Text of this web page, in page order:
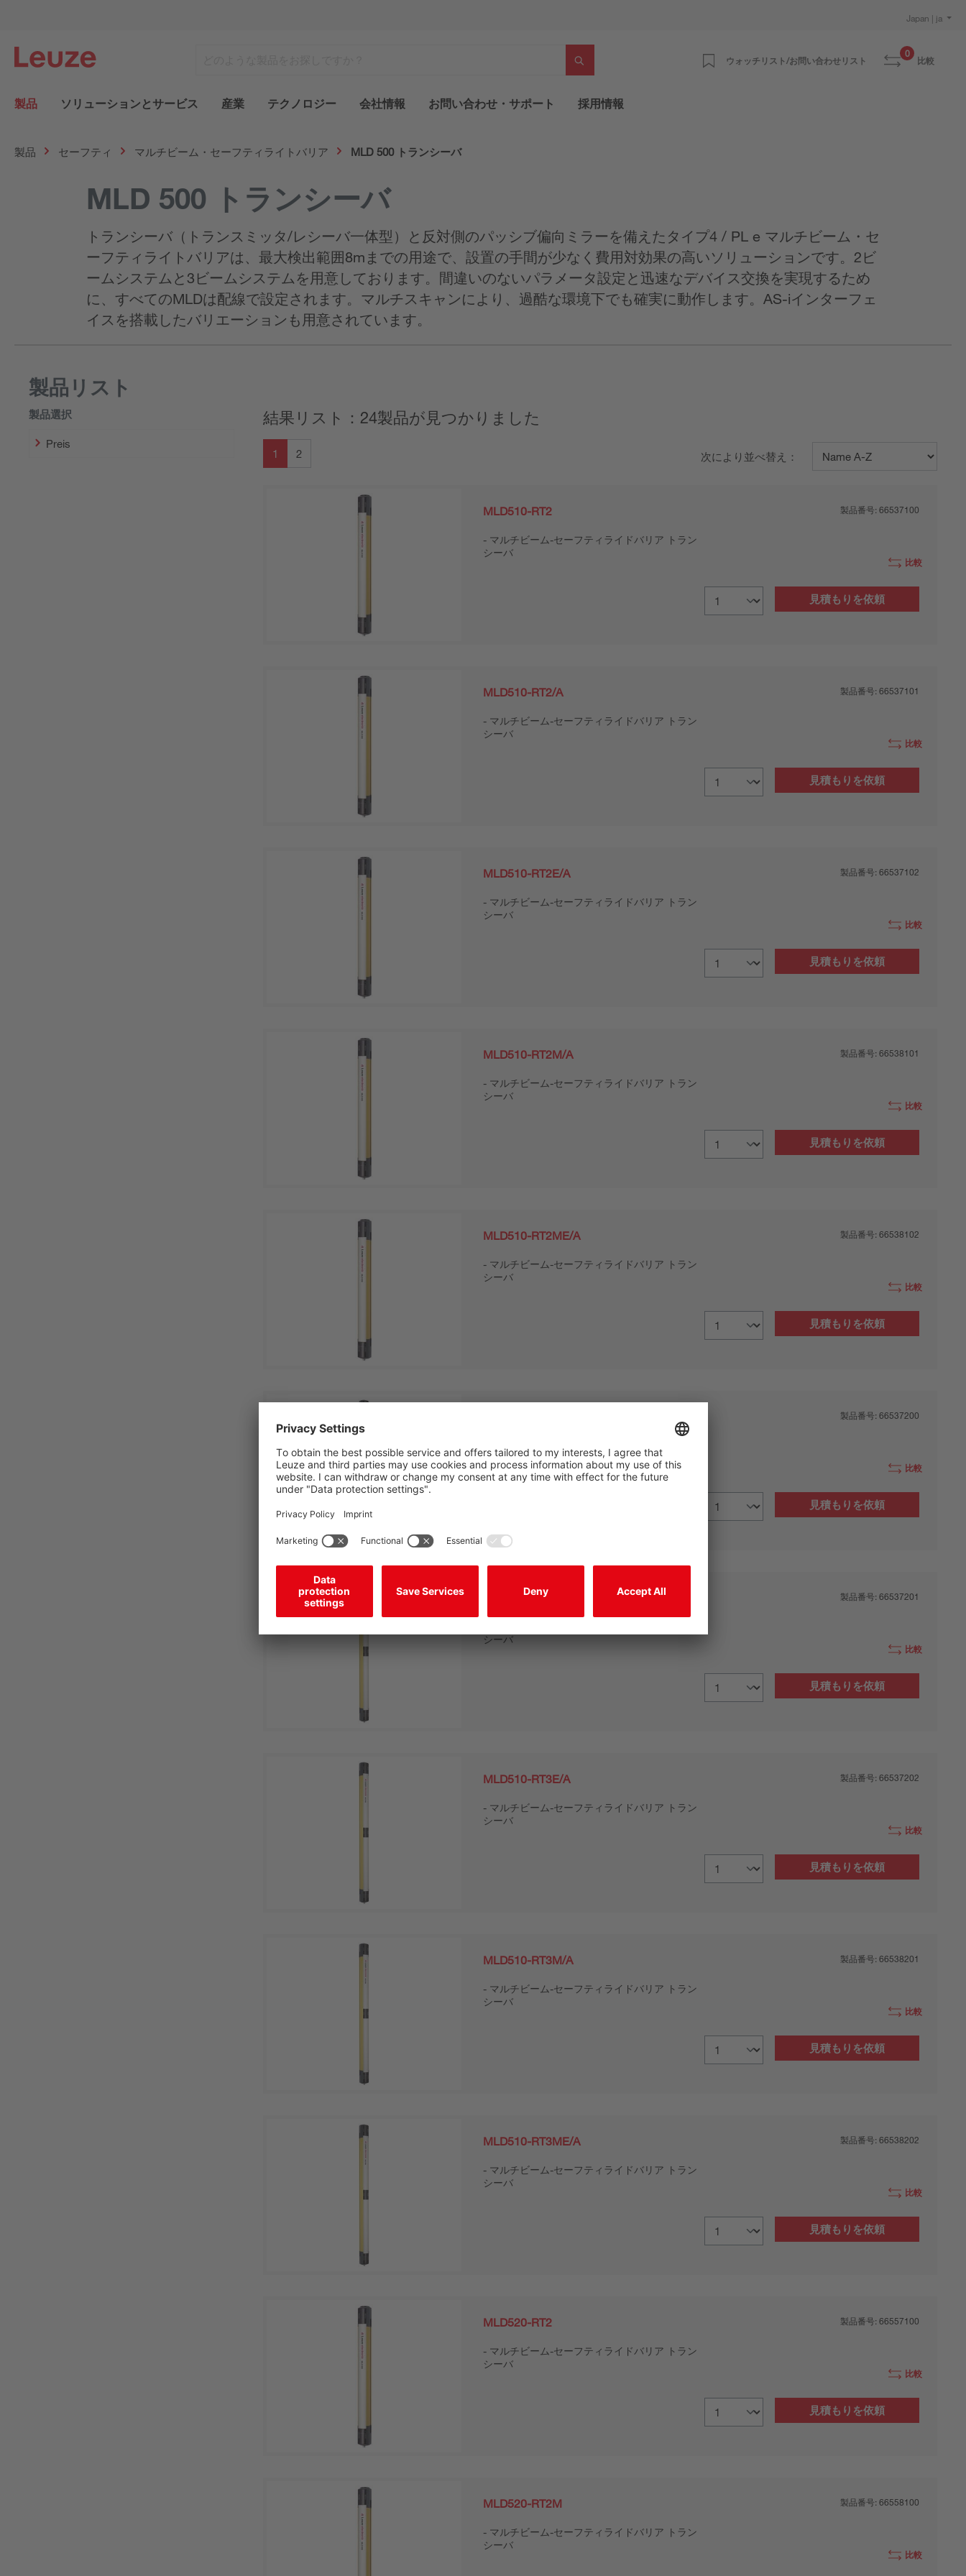
Japan | ja
ウォッチリスト/お問い合わせリスト
0
比較
製品 ソリューションとサービス 産業 テクノロジー 会社情報 お問い合わせ・サポート 採用情報
製品 セーフティ マルチビーム・セーフティライトバリア MLD 500 トランシーバ
MLD 500 トランシーバ
トランシーバ（トランスミッタ/レシーバ一体型）と反対側のパッシブ偏向ミラーを備えたタイプ4 / PL e マルチビーム・セ
ーフティライトバリアは、最大検出範囲8mまでの用途で、設置の手間が少なく費用対効果の高いソリューションです。2ビ
ームシステムと3ビームシステムを用意しております。間違いのないパラメータ設定と迅速なデバイス交換を実現するため
に、すべてのMLDは配線で設定されます。マルチスキャンにより、過酷な環境下でも確実に動作します。AS-iインターフェ
イスを搭載したバリエーションも用意されています。
製品リスト
製品選択
Preis
結果リスト：24製品が見つかりました
1 2 次により並べ替え：
MLD510-RT2
マルチビーム-セーフティライドバリア トラン
シーバ
製品番号: 66537100
比較
見積もりを依頼
MLD510-RT2/A
マルチビーム-セーフティライドバリア トラン
シーバ
製品番号: 66537101
比較
見積もりを依頼
MLD510-RT2E/A
マルチビーム-セーフティライドバリア トラン
シーバ
製品番号: 66537102
比較
見積もりを依頼
MLD510-RT2M/A
マルチビーム-セーフティライドバリア トラン
シーバ
製品番号: 66538101
比較
見積もりを依頼
MLD510-RT2ME/A
マルチビーム-セーフティライドバリア トラン
シーバ
製品番号: 66538102
比較
見積もりを依頼
シーバ
製品番号: 66537200
比較
見積もりを依頼
MLD510-RT3/A
シーバ
製品番号: 66537201
比較
見積もりを依頼
MLD510-RT3E/A
マルチビーム-セーフティライドバリア トラン
シーバ
製品番号: 66537202
比較
見積もりを依頼
MLD510-RT3M/A
マルチビーム-セーフティライドバリア トラン
シーバ
製品番号: 66538201
比較
見積もりを依頼
MLD510-RT3ME/A
マルチビーム-セーフティライドバリア トラン
シーバ
製品番号: 66538202
比較
見積もりを依頼
MLD520-RT2
マルチビーム-セーフティライドバリア トラン
シーバ
製品番号: 66557100
比較
見積もりを依頼
MLD520-RT2M
マルチビーム-セーフティライドバリア トラン
シーバ
製品番号: 66558100
比較